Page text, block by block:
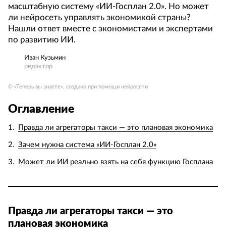
масштабную систему «ИИ-Госплан 2.0». Но может
ли нейросеть управлять экономикой страны?
Нашли ответ вместе с экономистами и экспертами
по развитию ИИ.
Иван Кузьмин
редактор
© «Теперь вы знаете», создано при помощи нейросети
Оглавление
Правда ли агрегаторы такси — это плановая экономика
Зачем нужна система «ИИ-Госплан 2.0»
Может ли ИИ реально взять на себя функцию Госплана
Правда ли агрегаторы такси — это
плановая экономика